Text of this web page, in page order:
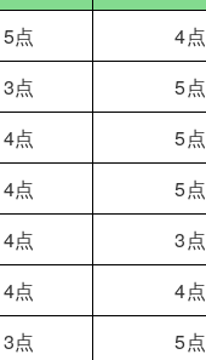
5点 4点
3点 5点
4点 5点
4点 5点
4点 3点
4点 4点
3点 5点